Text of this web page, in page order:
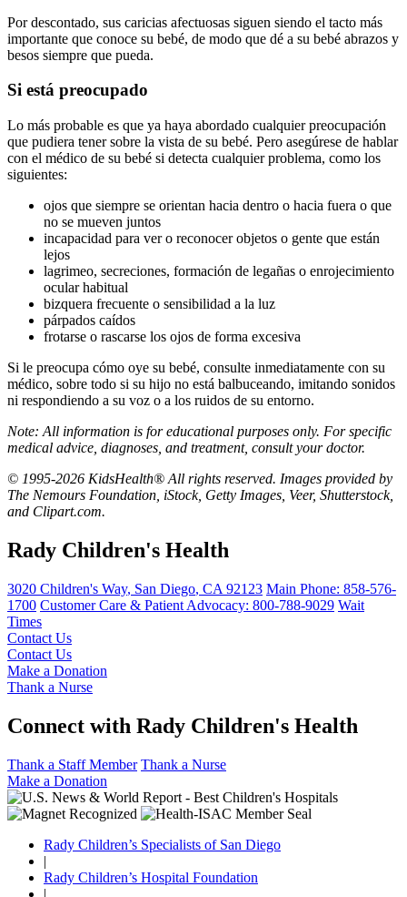
Por descontado, sus caricias afectuosas siguen siendo el tacto más
importante que conoce su bebé, de modo que dé a su bebé abrazos y
besos siempre que pueda.
Si está preocupado
Lo más probable es que ya haya abordado cualquier preocupación
que pudiera tener sobre la vista de su bebé. Pero asegúrese de hablar
con el médico de su bebé si detecta cualquier problema, como los
siguientes:
ojos que siempre se orientan hacia dentro o hacia fuera o que
no se mueven juntos
incapacidad para ver o reconocer objetos o gente que están
lejos
lagrimeo, secreciones, formación de legañas o enrojecimiento
ocular habitual
bizquera frecuente o sensibilidad a la luz
párpados caídos
frotarse o rascarse los ojos de forma excesiva
Si le preocupa cómo oye su bebé, consulte inmediatamente con su
médico, sobre todo si su hijo no está balbuceando, imitando sonidos
ni respondiendo a su voz o a los ruidos de su entorno.
Note: All information is for educational purposes only. For specific
medical advice, diagnoses, and treatment, consult your doctor.
© 1995-2026 KidsHealth® All rights reserved. Images provided by
The Nemours Foundation, iStock, Getty Images, Veer, Shutterstock,
and Clipart.com.
Rady Children's Health
3020 Children's Way, San Diego, CA 92123 Main Phone: 858-576-
1700 Customer Care & Patient Advocacy: 800-788-9029 Wait
Times
Contact Us
Contact Us
Make a Donation
Thank a Nurse
Connect with Rady Children's Health
Thank a Staff Member Thank a Nurse
Make a Donation
Rady Children’s Specialists of San Diego
|
Rady Children’s Hospital Foundation
|